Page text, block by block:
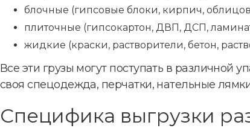
блочные (гипсовые блоки, кирпич,
плиточные (гипсокартон, ДВП, ДСП,
жидкие (краски, растворители, бетон,
Все эти грузы могут поступать в различной
своя спецодежда, перчатки, нательные
Специфика выгрузки